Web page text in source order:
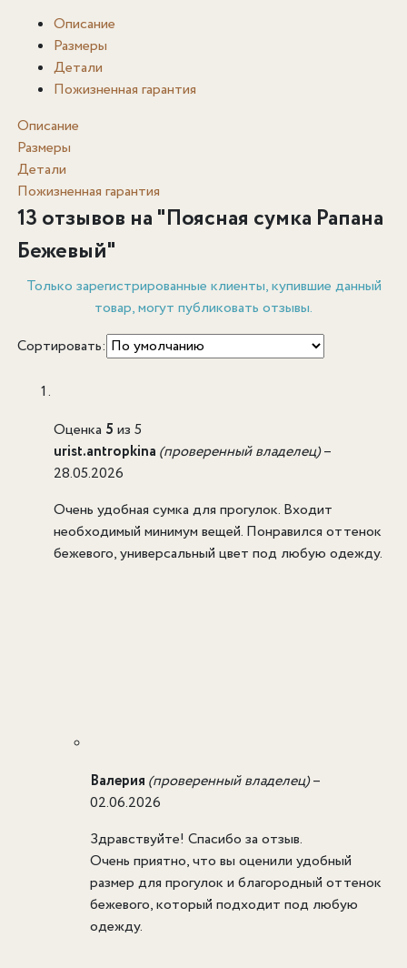
Описание
Размеры
Детали
Пожизненная гарантия
Описание
Размеры
Детали
Пожизненная гарантия
13 отзывов на "Поясная сумка Рапана
Бежевый"
Только зарегистрированные клиенты, купившие данный
товар, могут публиковать отзывы.
Сортировать:
Оценка 5 из 5
urist.antropkina (проверенный владелец)–
28.05.2026
Очень удобная сумка для прогулок. Входит
необходимый минимум вещей. Понравился оттенок
бежевого, универсальный цвет под любую одежду.
Валерия (проверенный владелец)–
02.06.2026
Здравствуйте! Спасибо за отзыв.
Очень приятно, что вы оценили удобный
размер для прогулок и благородный оттенок
бежевого, который подходит под любую
одежду.